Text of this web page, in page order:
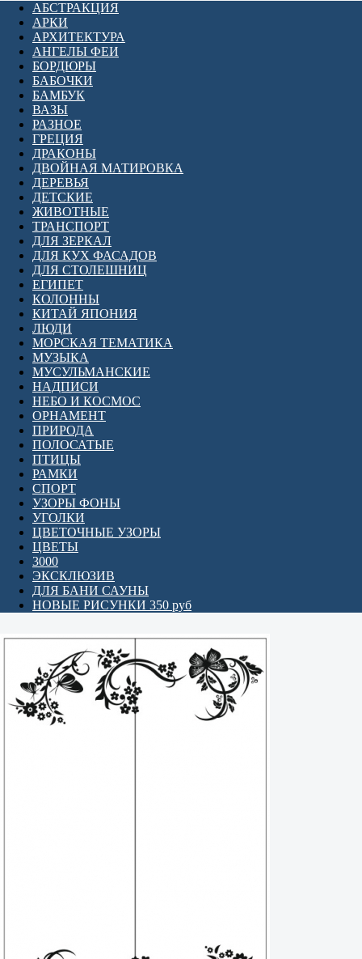
АБСТРАКЦИЯ
АРКИ
АРХИТЕКТУРА
АНГЕЛЫ ФЕИ
БОРДЮРЫ
БАБОЧКИ
БАМБУК
ВАЗЫ
РАЗНОЕ
ГРЕЦИЯ
ДРАКОНЫ
ДВОЙНАЯ МАТИРОВКА
ДЕРЕВЬЯ
ДЕТСКИЕ
ЖИВОТНЫЕ
ТРАНСПОРТ
ДЛЯ ЗЕРКАЛ
ДЛЯ КУХ ФАСАДОВ
ДЛЯ СТОЛЕШНИЦ
ЕГИПЕТ
КОЛОННЫ
КИТАЙ ЯПОНИЯ
ЛЮДИ
МОРСКАЯ ТЕМАТИКА
МУЗЫКА
МУСУЛЬМАНСКИЕ
НАДПИСИ
НЕБО И КОСМОС
ОРНАМЕНТ
ПРИРОДА
ПОЛОСАТЫЕ
ПТИЦЫ
РАМКИ
СПОРТ
УЗОРЫ ФОНЫ
УГОЛКИ
ЦВЕТОЧНЫЕ УЗОРЫ
ЦВЕТЫ
3000
ЭКСКЛЮЗИВ
ДЛЯ БАНИ САУНЫ
НОВЫЕ РИСУНКИ 350 руб